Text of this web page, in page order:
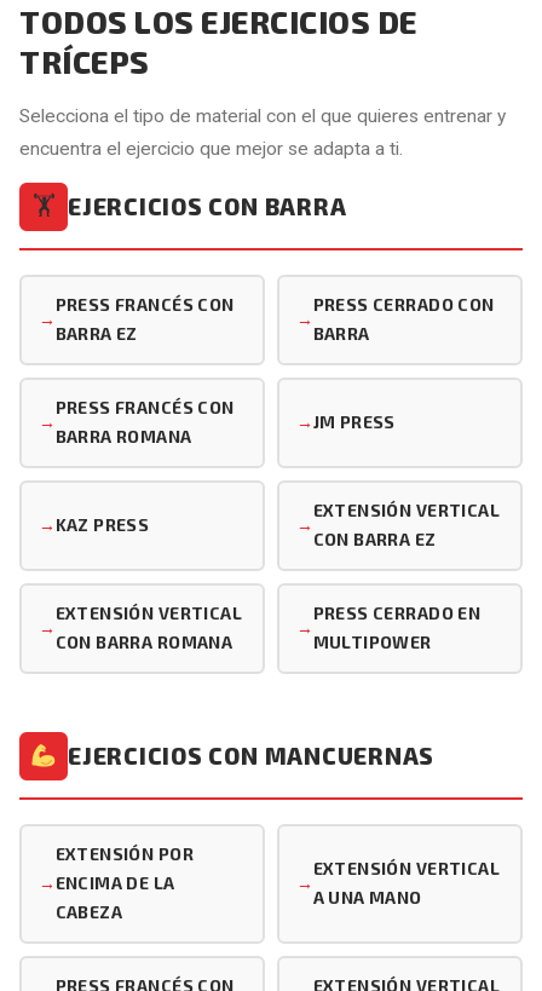
TODOS LOS EJERCICIOS DE
TRÍCEPS
Selecciona el tipo de material con el que quieres entrenar y
encuentra el ejercicio que mejor se adapta a ti.
🏋️ EJERCICIOS CON BARRA
PRESS FRANCÉS CON
BARRA EZ
PRESS CERRADO CON
BARRA
PRESS FRANCÉS CON
BARRA ROMANA
JM PRESS
KAZ PRESS
EXTENSIÓN VERTICAL
CON BARRA EZ
EXTENSIÓN VERTICAL
CON BARRA ROMANA
PRESS CERRADO EN
MULTIPOWER
EJERCICIOS CON MANCUERNAS
EXTENSIÓN POR
ENCIMA DE LA
CABEZA
EXTENSIÓN VERTICAL
A UNA MANO
PRESS FRANCÉS CON EXTENSIÓN VERTICAL